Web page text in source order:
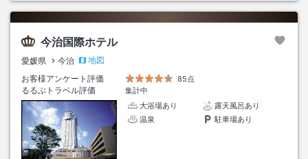
今治国際ホテル
愛媛県 今治
地図
お客様アンケート評価
85点
るるぶトラベル評価
集計中
大浴場あり
露天風呂あり
温泉
駐車場あり